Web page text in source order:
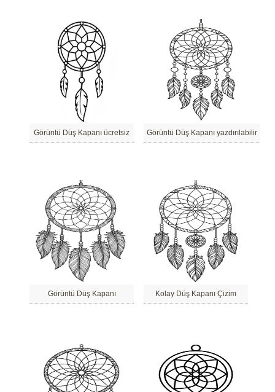
Görüntü Düş Kapanı ücretsiz Görüntü Düş Kapanı yazdırılabilir
Görüntü Düş Kapanı Kolay Düş Kapanı Çizim